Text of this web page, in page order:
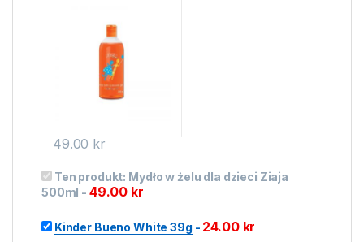
49.00 kr
Ten produkt: Mydło w żelu dla dzieci Ziaja
500ml - 49.00 kr
Kinder Bueno White 39g - 24.00 kr